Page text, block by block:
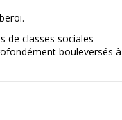
de classes sociales
bouleversés à